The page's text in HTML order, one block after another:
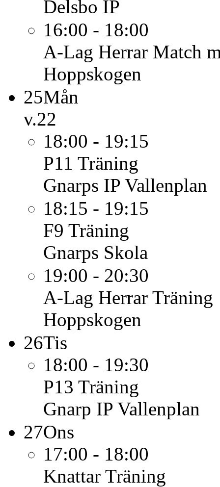
Delsbo IP
16:00 - 18:00
A-Lag Herrar Match
Hoppskogen
25Mån
v.22
18:00 - 19:15
P11 Träning
Gnarps IP Vallenplan
18:15 - 19:15
F9 Träning
Gnarps Skola
19:00 - 20:30
A-Lag Herrar Träning
Hoppskogen
26Tis
18:00 - 19:30
P13 Träning
Gnarp IP Vallenplan
27Ons
17:00 - 18:00
Knattar Träning